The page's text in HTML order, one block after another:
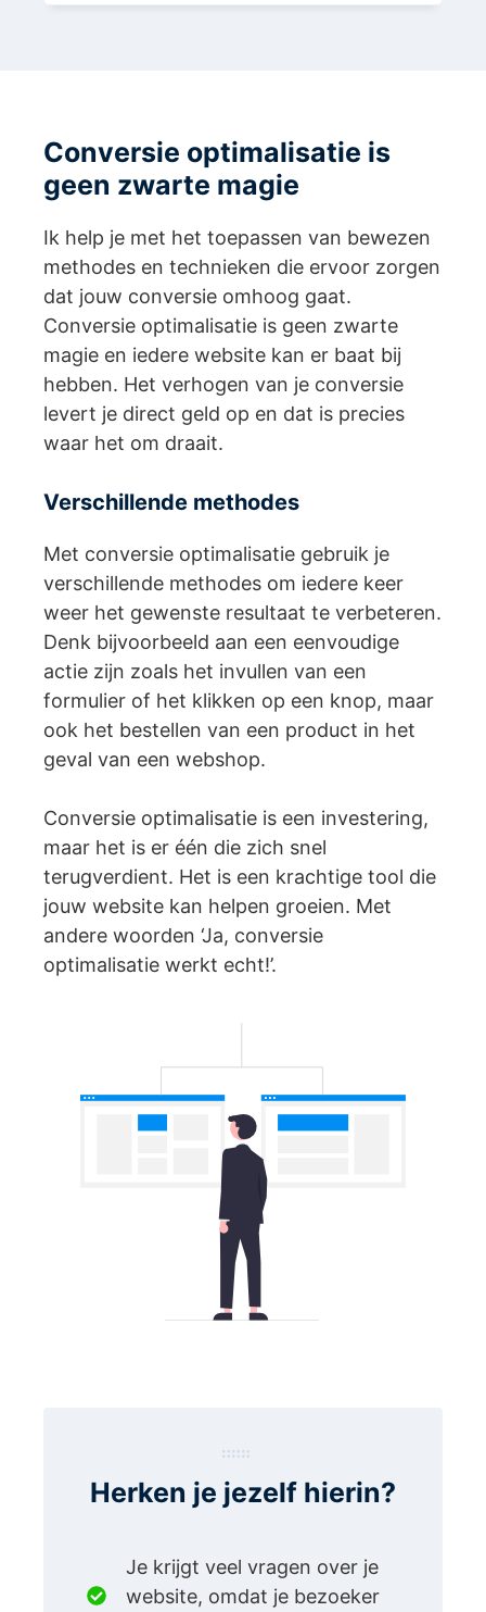
Conversie optimalisatie is
geen zwarte magie
Ik help je met het toepassen van bewezen
methodes en technieken die ervoor zorgen
dat jouw conversie omhoog gaat.
Conversie optimalisatie is geen zwarte
magie en iedere website kan er baat bij
hebben. Het verhogen van je conversie
levert je direct geld op en dat is precies
waar het om draait.
Verschillende methodes
Met conversie optimalisatie gebruik je
verschillende methodes om iedere keer
weer het gewenste resultaat te verbeteren.
Denk bijvoorbeeld aan een eenvoudige
actie zijn zoals het invullen van een
formulier of het klikken op een knop, maar
ook het bestellen van een product in het
geval van een webshop.
Conversie optimalisatie is een investering,
maar het is er één die zich snel
terugverdient. Het is een krachtige tool die
jouw website kan helpen groeien. Met
andere woorden ‘Ja, conversie
optimalisatie werkt echt!’.
Herken je jezelf hierin?
Je krijgt veel vragen over je
website, omdat je bezoeker